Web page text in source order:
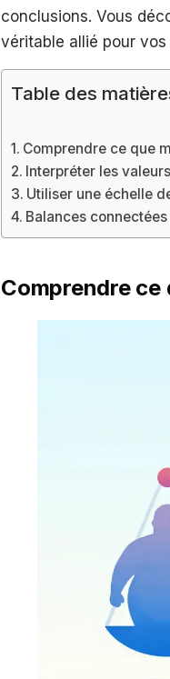
conclusions. Vous
véritable allié pour
Table des
Comprendre ce que
Interpréter les
Utiliser une échelle
Balances
Comprendre ce